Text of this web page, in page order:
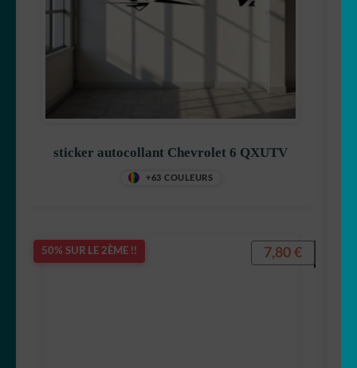
sticker autocollant Chevrolet 6 QXUTV
+63 COULEURS
50% SUR LE 2ÈME !! 7,80 €